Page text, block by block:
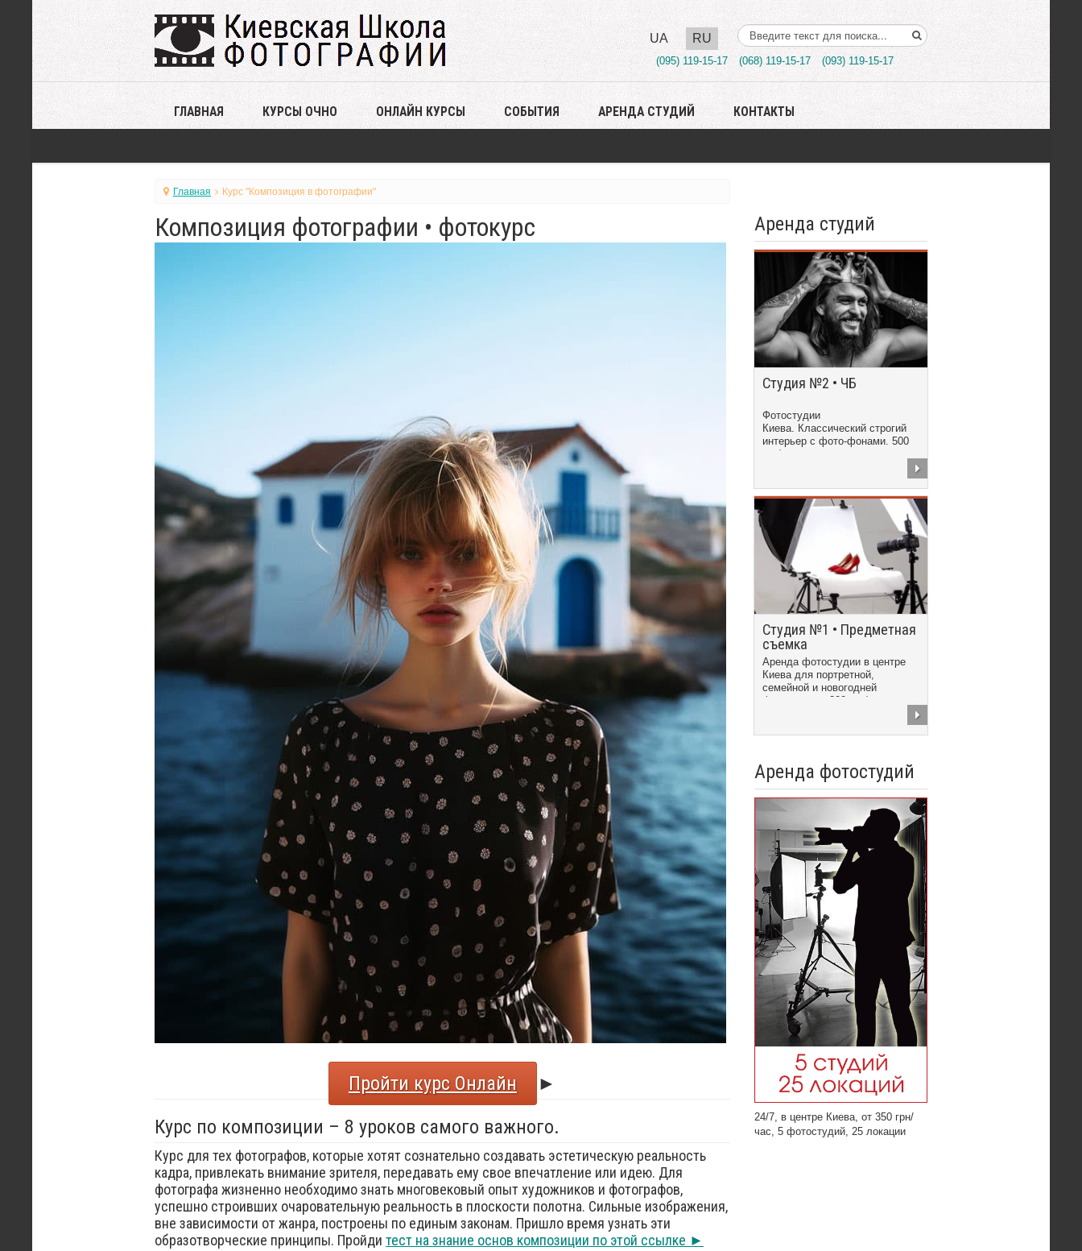
UA RU Поиск..
(095) 119-15-17 (068) 119-15-17 (093) 119-15-17
ГЛАВНАЯ КУРСЫ ОЧНО ОНЛАЙН КУРСЫ СОБЫТИЯ АРЕНДА СТУДИЙ КОНТАКТЫ
Главная Курс "Композиция в фотографии"
Композиция фотографии • фотокурс
Пройти курс Онлайн
►
Курс по композиции – 8 уроков самого важного.
Курс для тех фотографов, которые хотят сознательно создавать эстетическую реальность
кадра, привлекать внимание зрителя, передавать ему свое впечатление или идею. Для
фотографа жизненно необходимо знать многовековый опыт художников и фотографов,
успешно строивших очаровательную реальность в плоскости полотна. Сильные изображения,
вне зависимости от жанра, построены по единым законам. Пришло время узнать эти
образотворческие принципы. Пройди тест на знание основ композиции по этой ссылке ►
Аренда студий
Студия №2 • ЧБ
Фотостудии
Киева. Классический строгий
интерьер с фото-фонами. 500
грн/час
Студия №1 • Предметная
съемка
Аренда фотостудии в центре
Киева для портретной,
семейной и новогодней
фотосъемки. 300 грн/час
Аренда фотостудий
24/7, в центре Киева, от 350 грн/
час, 5 фотостудий, 25 локации